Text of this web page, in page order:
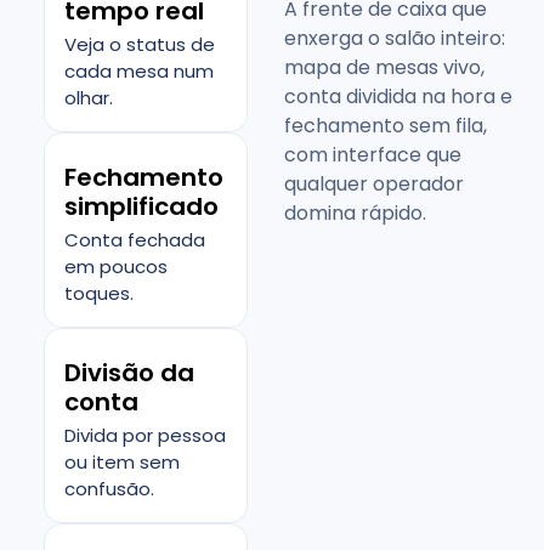
tempo real
Veja o status de
cada mesa num
olhar.
Fechamento
simplificado
Conta fechada
em poucos
toques.
Divisão da
conta
Divida por pessoa
ou item sem
confusão.
A frente de caixa que
enxerga o salão inteiro:
mapa de mesas vivo,
conta dividida na hora e
fechamento sem fila,
com interface que
qualquer operador
domina rápido.